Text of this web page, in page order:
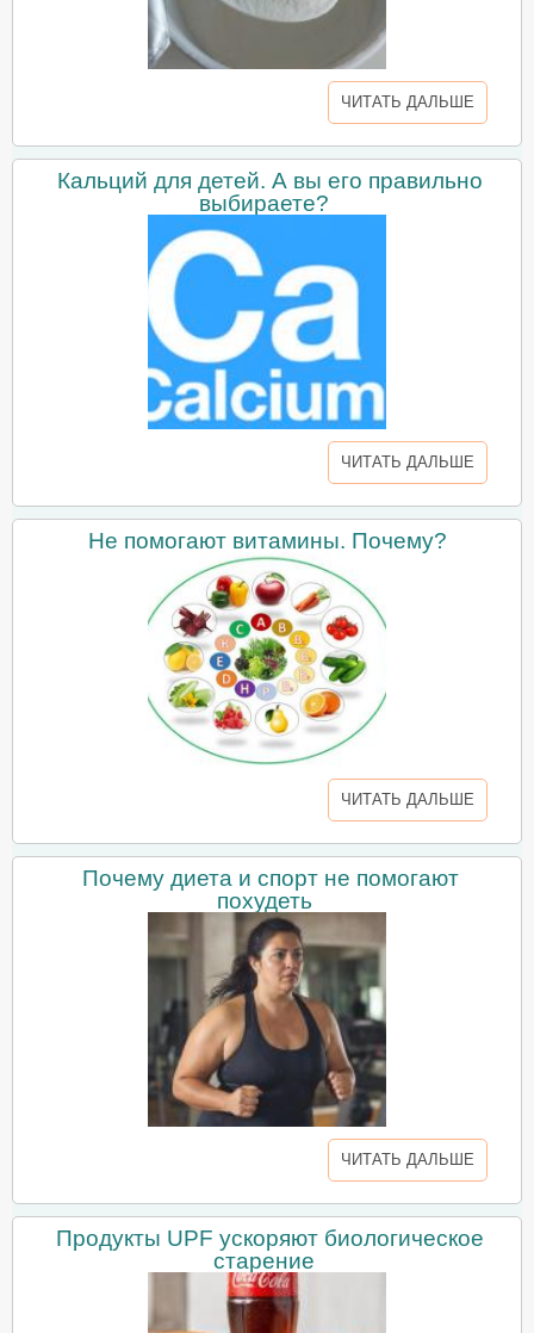
ЧИТАТЬ ДАЛЬШЕ
Кальций для детей. А вы его правильно
выбираете?
ЧИТАТЬ ДАЛЬШЕ
Не помогают витамины. Почему?
ЧИТАТЬ ДАЛЬШЕ
Почему диета и спорт не помогают
похудеть
ЧИТАТЬ ДАЛЬШЕ
Продукты UPF ускоряют биологическое
старение